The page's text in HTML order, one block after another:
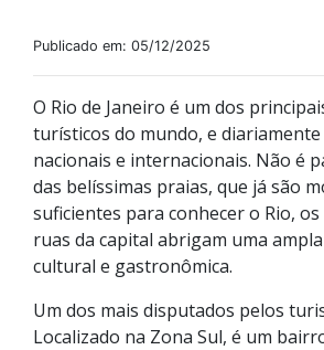
Publicado em: 05/12/2025
O Rio de Janeiro é um dos
turísticos do mundo, e
nacionais e internacionais. Não é
das belíssimas praias, que já são
suficientes para conhecer o Rio,
ruas da capital abrigam uma
cultural e gastronômica.
Um dos mais disputados pelos
Localizado na Zona Sul, é um